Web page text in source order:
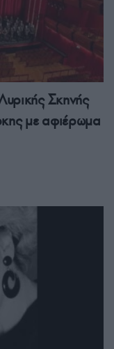
Σκηνής
με αφιέρωμα